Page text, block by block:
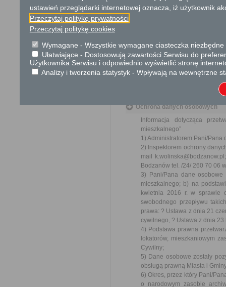
Umowy użytkowania,
się w drodze
Podstawa prawna
Ustawa z dnia 23
Ustawa z dnia 21
cywilnego (Dz. U.
Ochrona danych osobowych
Informacja dotycząca
mieszkalnego”
1) Administratorem Pani/Pana
2) Inspektorem ochrony
mail
Bodzanów tel. /24/ 260 70 06
3) Pani/Pana dane
mieszkalnego; b) na
kwietnia 2016 r. w sprawie
swobodnego przepływu
prawa: ? Ustawa z dnia 21
cywilnego, ? Ustawa z dnia
4) Podstawa prawna
lokatorów, mieszkaniowym
Cywilny;
5) Dane osobowe zostały
obsługą prawną Miasta i
6) Okres, przez który Pani/
o narodowym zasobie
ustawień przeglądarki internetowej oznacza, iż użytkownik
Przeczytaj politykę prywatności
Przeczytaj politykę cookies
Wymagane - Wszystkie wymagane ciasteczka
Ułatwiające - Dostosowują zawartości Serwisu do
Użytkownika Serwisu i odpowiednio wyświetlić stronę
Analizy i tworzenia statystyk - Wpływają na wewnętrzne